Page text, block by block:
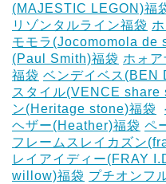
(MAJESTIC LEGON)福
リゾンタルライン福袋
モモラ(Jocomomola de
(Paul Smith)福袋 ホォ
福袋 ベンデイベス(BEN
スタイル(VENCE share
ン(Heritage stone)福袋
ヘザー(Heather)福袋 ペ
フレームスレイカズン
レイアイディー(FRAY
willow)福袋 プチオンフ